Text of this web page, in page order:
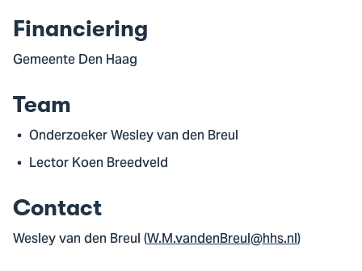
Financiering
Gemeente Den Haag
Team
Onderzoeker Wesley van den Breul
Lector Koen Breedveld
Contact
Wesley van den Breul (W.M.vandenBreul@hhs.nl)